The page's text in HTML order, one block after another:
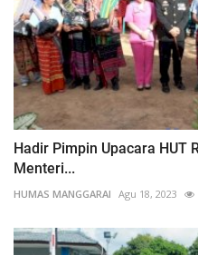
Hadir Pimpin Upacara HUT
Menteri...
HUMAS MANGGARAI Agu 18, 2023